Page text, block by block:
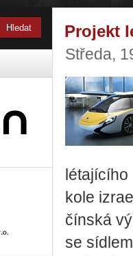
Projekt
Středa,
kole
čínská
se